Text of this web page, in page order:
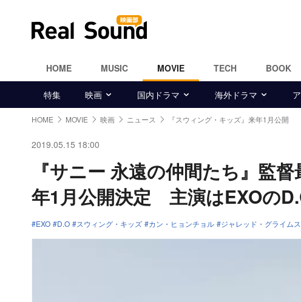
HOME MUSIC MOVIE TECH BOOK
特集 映画 国内ドラマ 海外ドラマ
HOME MOVIE 映画 ニュース 『スウィング・キッズ』来年1月公開
2019.05.15 18:00
『サニー 永遠の仲間たち』監
年1月公開決定 主演はEXOの
EXO D.O スウィング・キッズ カン・ヒョンチョル ジャレッド・グライムス